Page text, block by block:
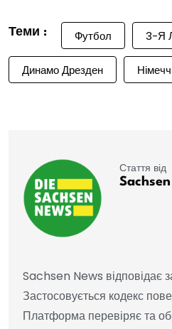
Теми : Футбол 3-Я
Динамо Дрезден
Стаття від
Sachsen News відповідає
Застосовується кодекс
Платформа перевіряє та